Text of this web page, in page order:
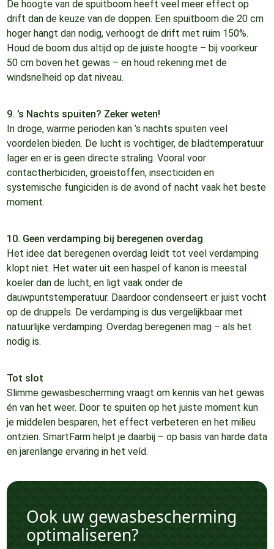
De hoogte van de spuitboom heeft veel meer effect op
drift dan de keuze van de doppen. Een spuitboom die 20 cm
hoger hangt dan nodig, verhoogt de drift met ruim 150%.
Houd de boom dus altijd op de juiste hoogte – bij voorkeur
50 cm boven het gewas – en houd rekening met de
windsnelheid op dat niveau.
9. ’s Nachts spuiten? Zeker weten!
In droge, warme perioden kan ’s nachts spuiten veel
voordelen bieden. De lucht is vochtiger, de bladtemperatuur
lager en er is geen directe straling. Vooral voor
contactherbiciden, groeistoffen, insecticiden en
systemische fungiciden is de avond of nacht vaak het beste
moment.
10. Geen verdamping bij beregenen overdag
Het idee dat beregenen overdag leidt tot veel verdamping
klopt niet. Het water uit een haspel of kanon is meestal
koeler dan de lucht, en ligt vaak onder de
dauwpuntstemperatuur. Daardoor condenseert er juist vocht
op de druppels. De verdamping is dus vergelijkbaar met
natuurlijke verdamping. Overdag beregenen mag – als het
nodig is.
Tot slot
Slimme gewasbescherming vraagt om kennis van het gewas
én van het weer. Door te spuiten op het juiste moment kun
je middelen besparen, het effect verbeteren en het milieu
ontzien. SmartFarm helpt je daarbij – op basis van harde data
en jarenlange ervaring in het veld.
Ook uw gewasbescherming
optimaliseren?